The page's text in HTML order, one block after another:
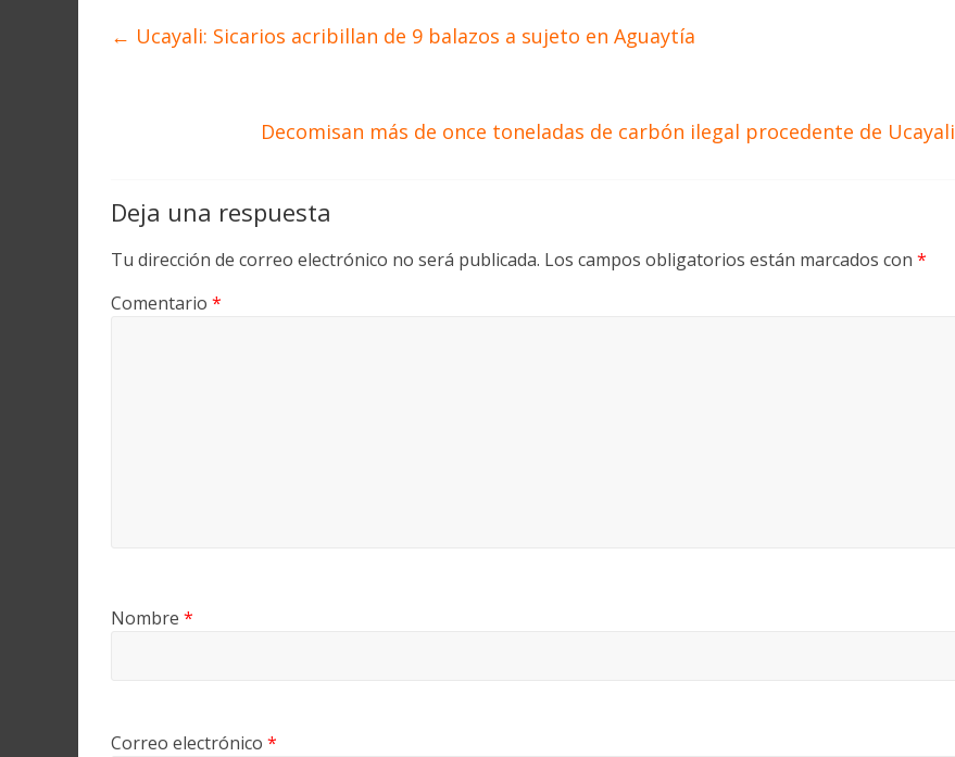
← Ucayali: Sicarios acribillan de 9 balazos a sujeto en Aguaytía
Decomisan más de once toneladas de carbón ilegal procedente de Ucayali
Deja una respuesta
Tu dirección de correo electrónico no será publicada. Los campos obligatorios están marcados con *
Comentario *
Nombre *
Correo electrónico *